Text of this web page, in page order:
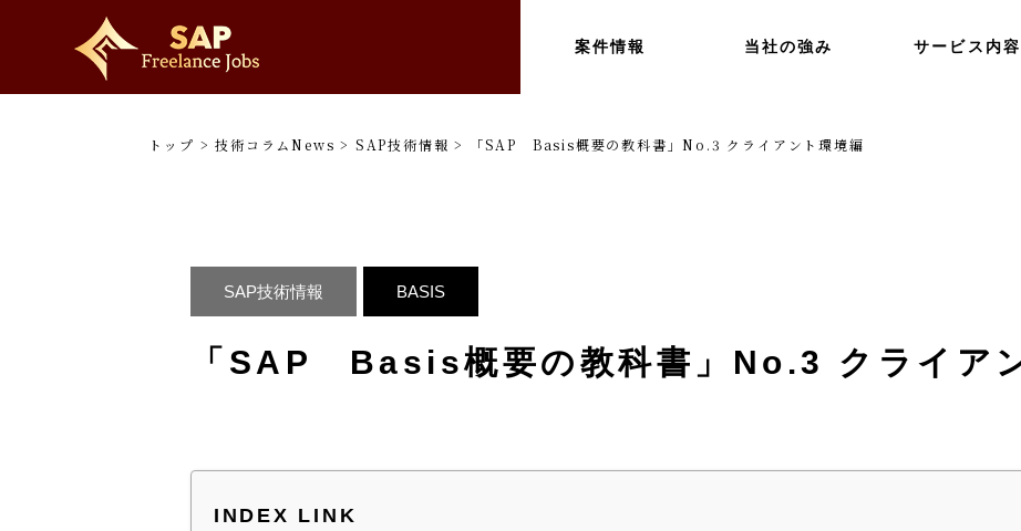
案件情報 当社の強み サービス内容
トップ >技術コラムNews > SAP技術情報 > 「SAP Basis概要の教科書」No.3 クライアント環境編
SAP技術情報 BASIS
「SAP Basis概要の教科書」No.3 クライア
INDEX LINK